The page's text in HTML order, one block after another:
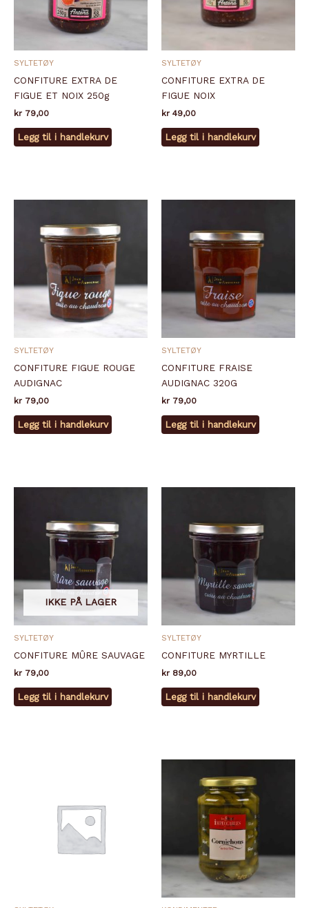
SYLTETØY
CONFITURE EXTRA DE
FIGUE ET NOIX 250g
kr 79,00
Legg til i handlekurv
SYLTETØY
CONFITURE EXTRA DE
FIGUE NOIX
kr 49,00
Legg til i handlekurv
SYLTETØY
CONFITURE FIGUE ROUGE
AUDIGNAC
kr 79,00
Legg til i handlekurv
SYLTETØY
CONFITURE FRAISE
AUDIGNAC 320G
kr 79,00
Legg til i handlekurv
IKKE PÅ LAGER
SYLTETØY
CONFITURE MÛRE SAUVAGE
kr 79,00
Legg til i handlekurv
SYLTETØY
CONFITURE MYRTILLE
kr 89,00
Legg til i handlekurv